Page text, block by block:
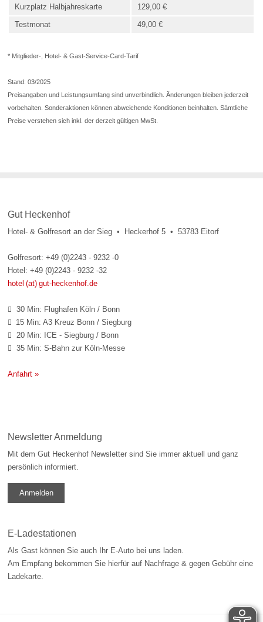
Kurzplatz Halbjahreskarte
129,00 €
Testmonat
49,00 €
* Mitglieder-, Hotel- & Gast-Service-Card-Tarif
Stand: 03/2025
Preisangaben und Leistungsumfang sind unverbindlich. Änderungen bleiben jederzeit
vorbehalten. Sonderaktionen können abweichende Konditionen beinhalten. Sämtliche
Preise verstehen sich inkl. der derzeit gültigen MwSt.
Gut Heckenhof
Hotel- & Golfresort an der Sieg • Heckerhof 5 • 53783 Eitorf
Golfresort: +49 (0)2243 - 9232 -0
Hotel: +49 (0)2243 - 9232 -32
hotel (at) gut-heckenhof.de
 30 Min: Flughafen Köln / Bonn
 15 Min: A3 Kreuz Bonn / Siegburg
 20 Min: ICE - Siegburg / Bonn
 35 Min: S-Bahn zur Köln-Messe
Anfahrt »
Newsletter Anmeldung
Mit dem Gut Heckenhof Newsletter sind Sie immer aktuell und ganz
persönlich informiert.
Anmelden
E-Ladestationen
Als Gast können Sie auch Ihr E-Auto bei uns laden.
Am Empfang bekommen Sie hierfür auf Nachfrage & gegen Gebühr eine
Ladekarte.